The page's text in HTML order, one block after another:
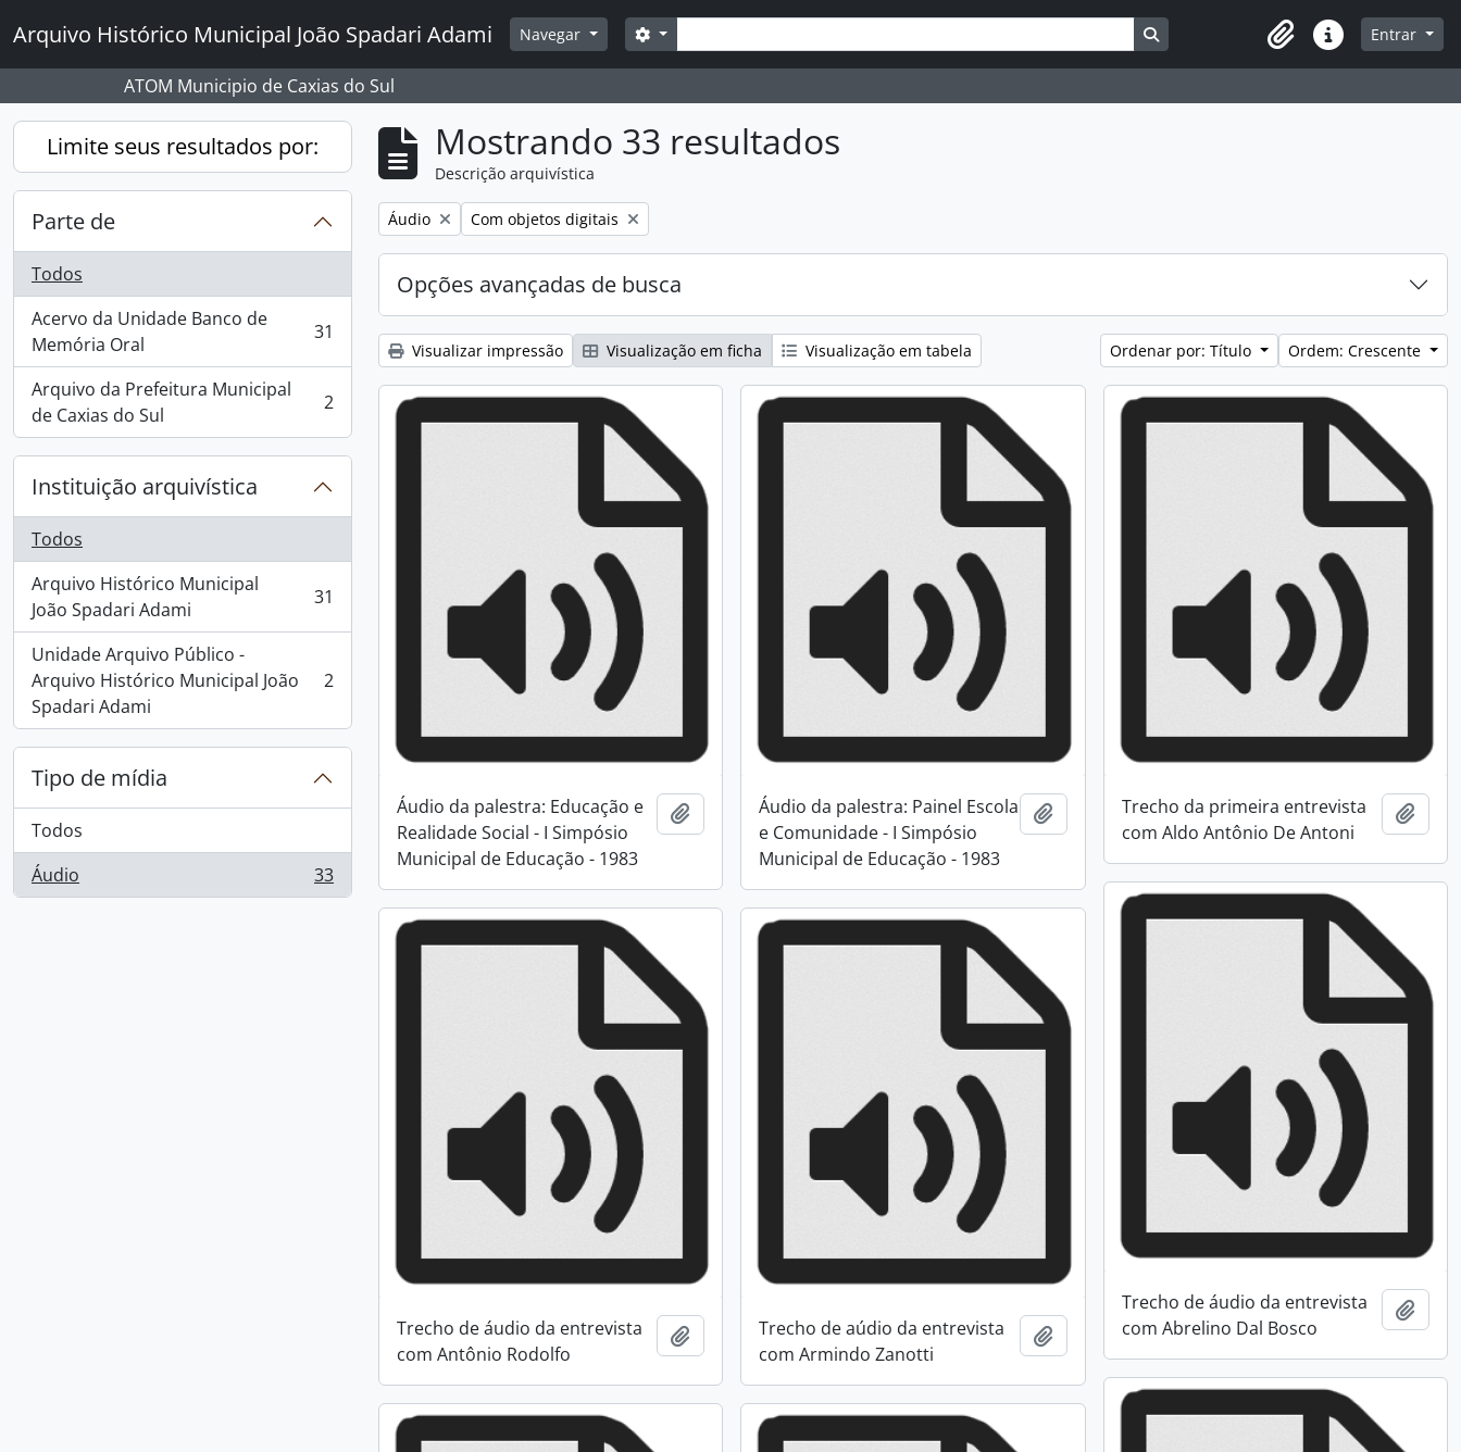
Arquivo Histórico Municipal João Spadari Adami Navegar Buscar
Opções de busca Busque na página de navegação
Atalhos Entrar
ATOM Municipio de Caxias do Sul
Limite seus resultados por:
Parte de
Todos
Acervo da Unidade Banco de
Memória Oral
, 31 resultados 31
Arquivo da Prefeitura Municipal
de Caxias do Sul
, 2 resultados 2
Instituição arquivística
Todos
Arquivo Histórico Municipal
João Spadari Adami
, 31 resultados 31
Unidade Arquivo Público -
Arquivo Histórico Municipal João
Spadari Adami
, 2 resultados 2
Tipo de mídia
Todos
Áudio
, 33 resultados 33
Mostrando 33 resultados
Descrição arquivística
Remover filtro:
Áudio Remover filtro:
Com objetos digitais
Opções avançadas de busca
Visualizar impressão Visualização em ficha Visualização em tabela Ordenar por: Título Ordem: Crescente
Áudio da palestra: Educação e
Realidade Social - I Simpósio
Municipal de Educação - 1983
Adicionar a área de transferência
Áudio da palestra: Painel Escola
e Comunidade - I Simpósio
Municipal de Educação - 1983
Adicionar a área de transferência
Trecho da primeira entrevista
com Aldo Antônio De Antoni
Trecho de áudio da entrevista
com Abrelino Dal Bosco
Trecho de áudio da entrevista
com Antônio Rodolfo
Adicionar a área de transferência
Trecho de aúdio da entrevista
com Armindo Zanotti
Adicionar a área de transferência